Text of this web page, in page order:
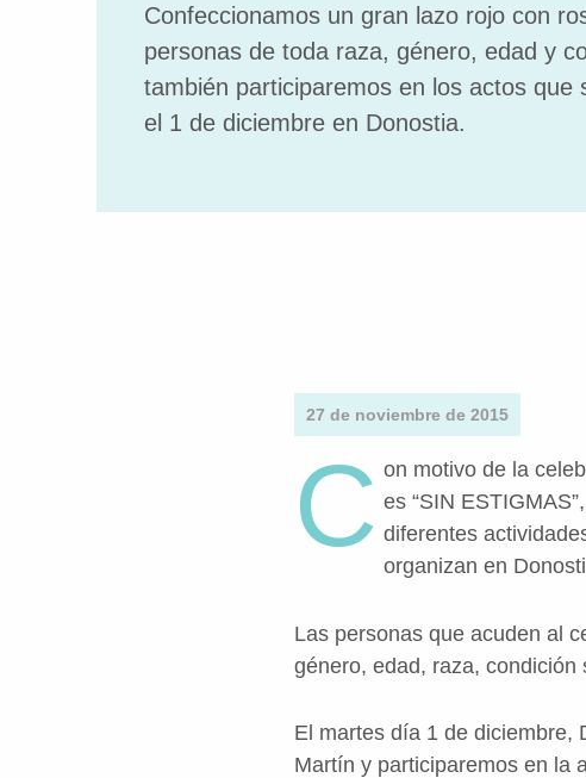
Confeccionamos un gran lazo rojo con
personas de toda raza, género, edad y
también participaremos en los actos que
el 1 de diciembre en Donostia.
27 de noviembre de 2015
C on motivo de la
es “SIN
diferentes
organizan en
Las personas que acuden al
género, edad, raza,
El martes día 1 de diciembre,
Martín y participaremos en la